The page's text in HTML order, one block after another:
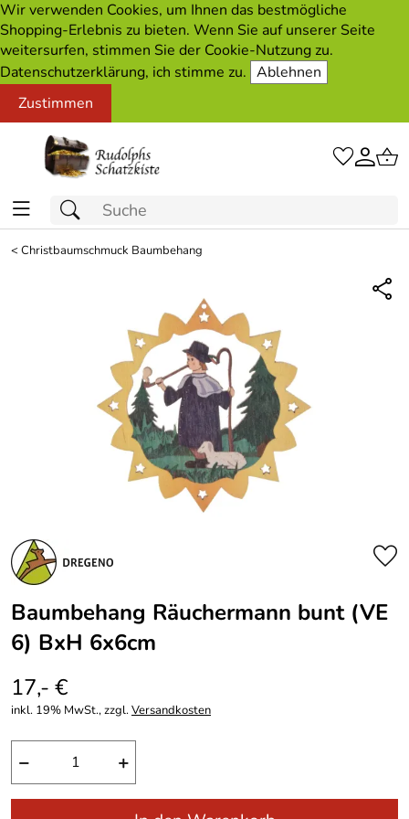
Wir verwenden Cookies, um Ihnen das bestmögliche
Shopping-Erlebnis zu bieten. Wenn Sie auf unserer Seite
weitersurfen, stimmen Sie der Cookie-Nutzung zu.
Datenschutzerklärung, ich stimme zu. Ablehnen
Zustimmen
<Christbaumschmuck Baumbehang
Baumbehang Räuchermann bunt (VE
6) BxH 6x6cm
17,- €
inkl. 19% MwSt., zzgl.Versandkosten
− +